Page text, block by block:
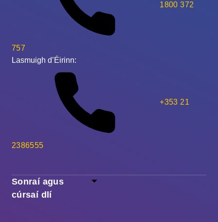
Sonraí agus
cúrsaí dlí
1800 372
757
Lasmuigh d’Éirinn:
+353 21
2386555